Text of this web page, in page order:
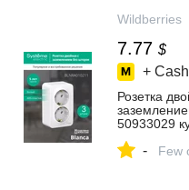
Wildberries
7.77 $
+
Розетка
50933029
- Few